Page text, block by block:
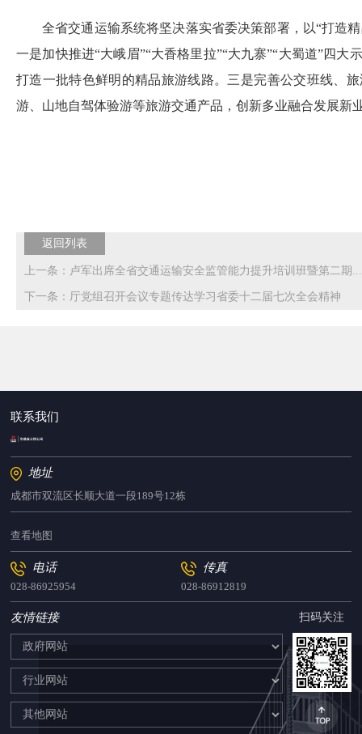
全省交通运输系统将坚决落实省委决策部署，以“打造
一是加快推进“大峨眉”“大香格里拉”“大九寨”“大蜀道”四
打造一批特色鲜明的精品旅游线路。三是完善公交班线、
游、山地自驾体验游等旅游交通产品，创新多业融合发展新
返回列表
上一条：卢军出席全省交通运输安全监管能力提升培训班暨第二期...
下一条：厅党组召开会议专题传达学习省委十二届七次全会精神
联系我们
地址
成都市双流区长顺大道一段189号12栋
查看地图
电话
028-86925954
传真
028-86912819
友情链接 扫码关注